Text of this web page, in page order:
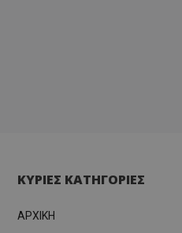
ΚΥΡΙΕΣ ΚΑΤΗΓΟΡΙΕΣ
ΑΡΧΙΚΗ